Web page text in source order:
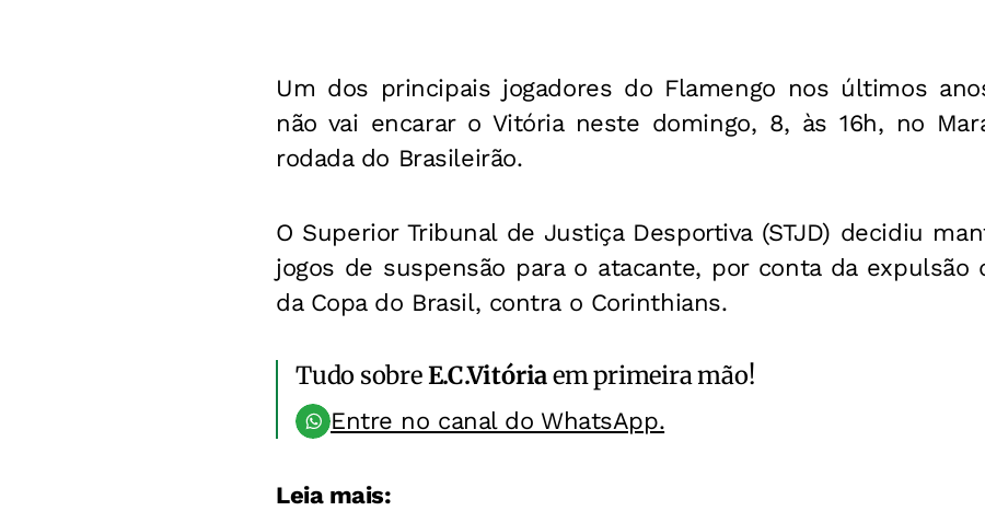
Um dos principais jogadores do Flamengo nos últimos
não vai encarar o Vitória neste domingo, 8, às 16h, no
rodada do Brasileirão.
O Superior Tribunal de Justiça Desportiva (STJD) decidiu
jogos de suspensão para o atacante, por conta da expulsão
da Copa do Brasil, contra o Corinthians.
Tudo sobreE.C.Vitóriaem primeira mão!
Entre no canal do WhatsApp.
Leia mais: